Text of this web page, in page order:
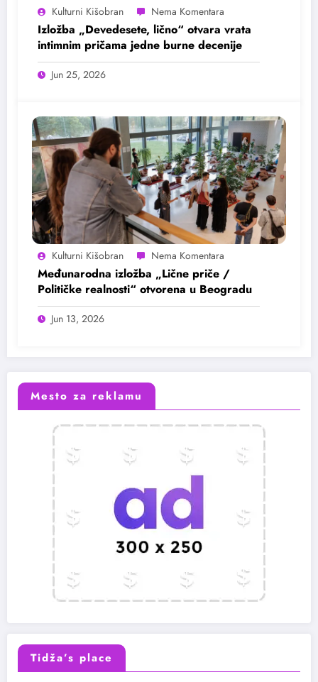
Kulturni Kišobran
Izložba „Devedesete, lično“ otvara vrata
intimnim pričama jedne burne decenije
Jun 25, 2026
Kulturni Kišobran
Međunarodna izložba „Lične priče /
Političke realnosti“ otvorena u Beogradu
Jun 13, 2026
Mesto za reklamu
Tidža’s place